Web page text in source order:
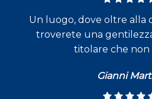
Un luogo, dove oltre alla
troverete una
titolare che non
Gianni